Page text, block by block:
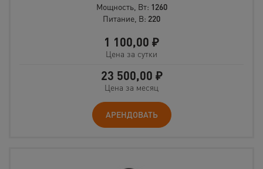
Мощность, Вт: 1260
Питание, В: 220
1 100,00 ₽
Цена за сутки
23 500,00 ₽
Цена за месяц
АРЕНДОВАТЬ